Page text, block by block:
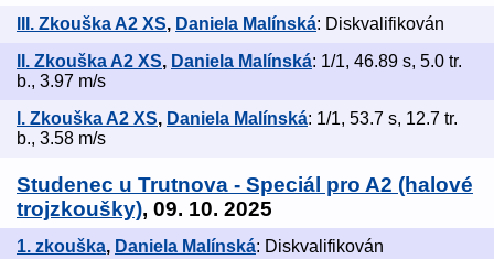
III. Zkouška A2 XS, Daniela Malínská: Diskvalifikován
II. Zkouška A2 XS, Daniela Malínská: 1/1, 46.89 s, 5.0 tr.
b., 3.97 m/s
I. Zkouška A2 XS, Daniela Malínská: 1/1, 53.7 s, 12.7 tr.
b., 3.58 m/s
Studenec u Trutnova - Speciál pro A2 (halové
trojzkoušky), 09. 10. 2025
1. zkouška, Daniela Malínská: Diskvalifikován